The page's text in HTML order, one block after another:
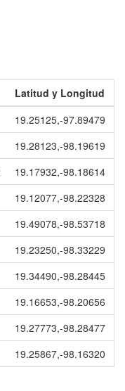
Latitud y Longitud
19.25125,-97.89479
19.28123,-98.19619
19.17932,-98.18614
19.12077,-98.22328
19.49078,-98.53718
19.23250,-98.33229
19.34490,-98.28445
19.16653,-98.20656
19.27773,-98.28477
19.25867,-98.16320